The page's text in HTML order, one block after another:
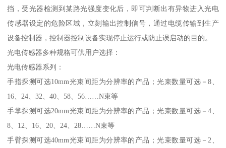
挡，受光器检测到某路光强度变化后，即可判断出有异物进入光电
传感器设定的危险区域，立刻输出控制信号，通过电缆传输到生产
设备控制器，控制器控制设备实现停止运行或防止误启动的目的。
光电传感器多种规格可供用户选择：
光电传感器系列：
手指探测可选10mm光束间距为分辨率的产品；光束数量可选－8、
16、24、32、40、58、56……N束等
手掌探测可选20mm光束间距为分辨率的产品；光束数量可选－4、
8、12、16、20、24、28……N束等
手臂探测可选40mm光束间距为分辨率的产品；光束数量可选－2、